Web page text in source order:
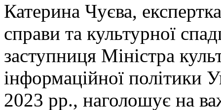
Катерина Чуєва,
справи та культурної
заступниця Міністра
інформаційної політики
2023 рр., наголошує на